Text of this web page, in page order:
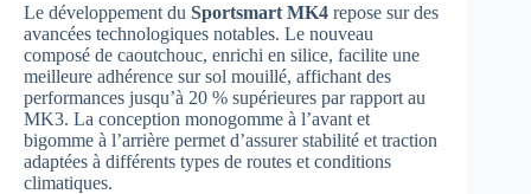
Le développement du Sportsmart MK4 repose sur des
avancées technologiques notables. Le nouveau
composé de caoutchouc, enrichi en silice, facilite une
meilleure adhérence sur sol mouillé, affichant des
performances jusqu’à 20 % supérieures par rapport au
MK3. La conception monogomme à l’avant et
bigomme à l’arrière permet d’assurer stabilité et traction
adaptées à différents types de routes et conditions
climatiques.